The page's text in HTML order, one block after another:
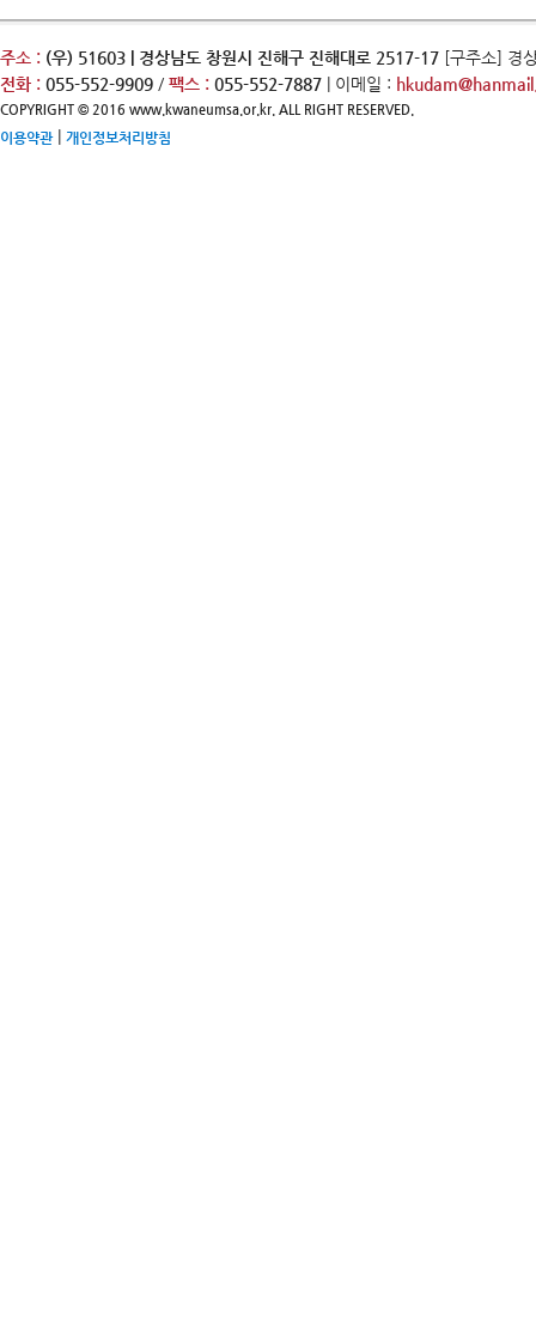
주소 : (우) 51603 | 경상남도 창원시 진해구 진해대로 2517-17 [구주소] 경
전화 : 055-552-9909 / 팩스 : 055-552-7887 | 이메일 :
COPYRIGHT © 2016 www.kwaneumsa.or.kr. ALL RIGHT RESERVED.
이용약관| 개인정보처리방침